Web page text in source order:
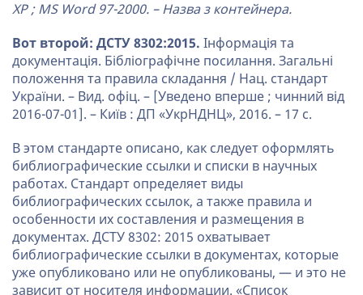
XP ; MS Word 97-2000. – Назва з контейнера.
Вот второй: ДСТУ 8302:2015. Інформація та
документація. Бібліографічне посилання. Загальні
положення та правила складання / Нац. стандарт
України. – Вид. офіц. – [Уведено вперше ; чинний від
2016-07-01]. – Київ : ДП «УкрНДНЦ», 2016. – 17 с.
В этом стандарте описано, как следует оформлять
библиографические ссылки и списки в научных
работах. Стандарт определяет виды
библиографических ссылок, а также правила и
особенности их составления и размещения в
документах. ДСТУ 8302: 2015 охватывает
библиографические ссылки в документах, которые
уже опубликовано или не опубликованы, — и это не
зависит от носителя информации. «Список